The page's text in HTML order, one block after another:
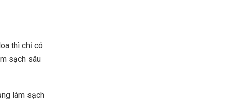
thì chỉ có
sạch sâu
làm sạch